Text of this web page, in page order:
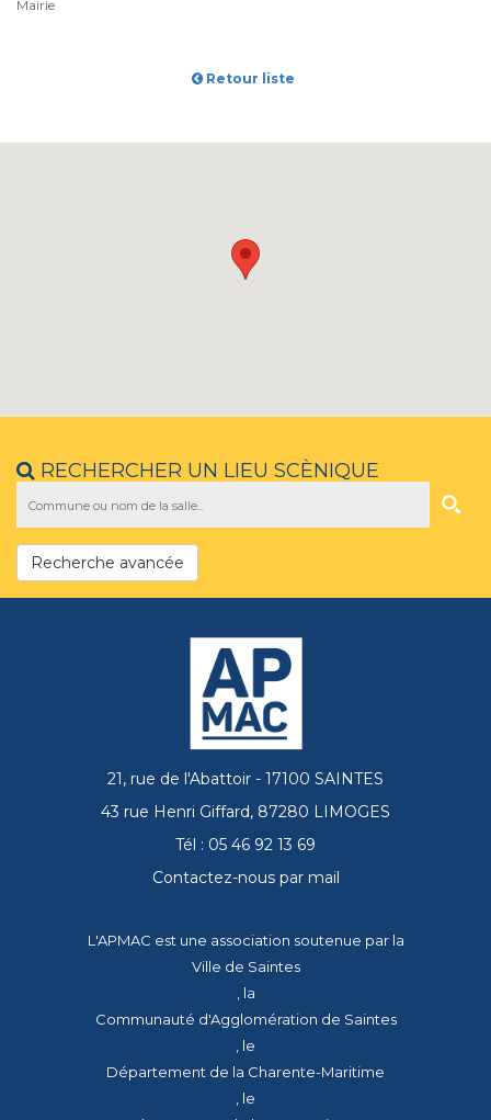
Mairie
Retour liste
RECHERCHER UN LIEU SCÈNIQUE
Recherche avancée
21, rue de l'Abattoir - 17100 SAINTES
43 rue Henri Giffard, 87280 LIMOGES
Tél : 05 46 92 13 69
Contactez-nous par mail
L'APMAC est une association soutenue par la
Ville de Saintes
, la
Communauté d'Agglomération de Saintes
, le
Département de la Charente-Maritime
, le